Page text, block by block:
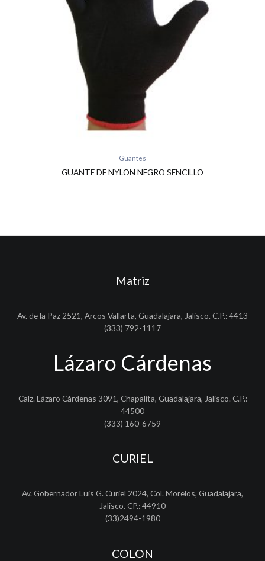
Guantes
GUANTE DE NYLON NEGRO SENCILLO
Matriz
Av. de la Paz 2521, Arcos Vallarta, Guadalajara, Jalisco. C.P.: 4413
(333) 792-1117
Lázaro Cárdenas
Calz. Lázaro Cárdenas 3091, Chapalita, Guadalajara, Jalisco. C.P.:
44500
(333) 160-6759
CURIEL
Av. Gobernador Luis G. Curiel 2024, Col. Morelos, Guadalajara,
Jalisco. CP.: 44910
(33)2494-1980
COLON